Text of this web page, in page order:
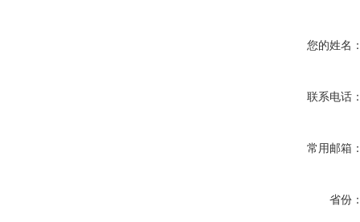
您的姓名
联系电话
常用邮箱
省份